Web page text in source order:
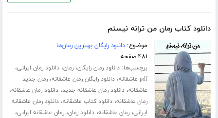
دانلود کتاب رمان من ترانه نیستم
موضوع:دانلود رایگان بهترین رمان‌ها
۴۸۱ صفحه
برچسب‌ها:دانلود رمان رایگان،رمان،دانلود رمان ایرانی،
pdf عاشقانه ،دانلود رایگان رمان عاشقانه،رمان جدید
عاشقانه،دانلود رمان عاشقانه جدید،دانلود رمان عاشقانه،
رمان عاشقانه،دانلود کتاب عاشقانه،دانلود رمان عاشقانه
ایرانی،رمان عاشقانه،دانلود رمان،رمان عاشقانه ایرانی،